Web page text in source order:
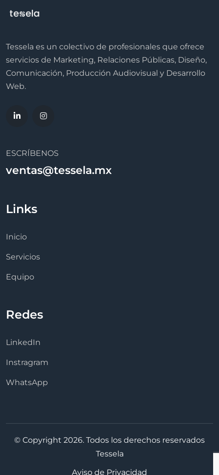
Tessela es un colectivo de profesionales que ofrece
servicios de Marketing, Relaciones Públicas, Diseño,
Comunicación, Producción Audiovisual y Desarrollo
Web.
ESCRÍBENOS
ventas@tessela.mx
Links
Inicio
Servicios
Equipo
Redes
LinkedIn
Instragram
WhatsApp
© Copyright 2026. Todos los derechos reservados
Tessela
Aviso de Privacidad